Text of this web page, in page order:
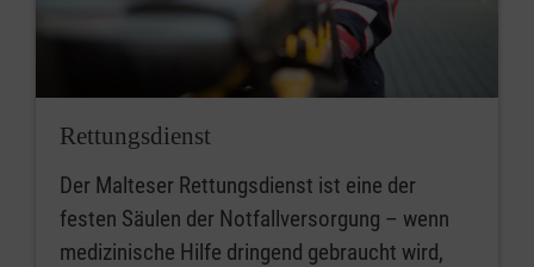
Rettungsdienst
Der Malteser Rettungsdienst ist eine der
festen Säulen der Notfallversorgung – wenn
medizinische Hilfe dringend gebraucht wird,